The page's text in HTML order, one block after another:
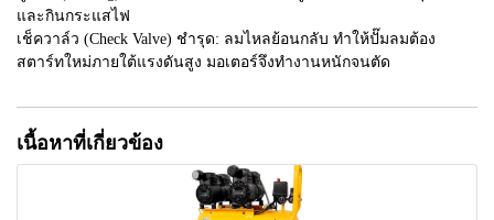
และกินกระแสไฟ
เช็ควาล์ว (Check Valve) ชำรุด: ลมไหลย้อนกลับ ทำให้ปั๊มลมต้อง
สตาร์ทใหม่ภายใต้แรงดันสูง มอเตอร์จึงทำงานหนักจนตัด
เนื้อหาที่เกี่ยวข้อง